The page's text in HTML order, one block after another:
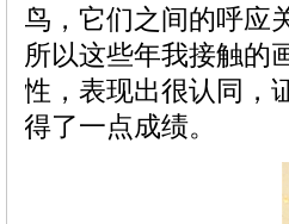
鸟，它们之间的呼应
所以这些年我接触的
性，表现出很认同，
得了一点成绩。